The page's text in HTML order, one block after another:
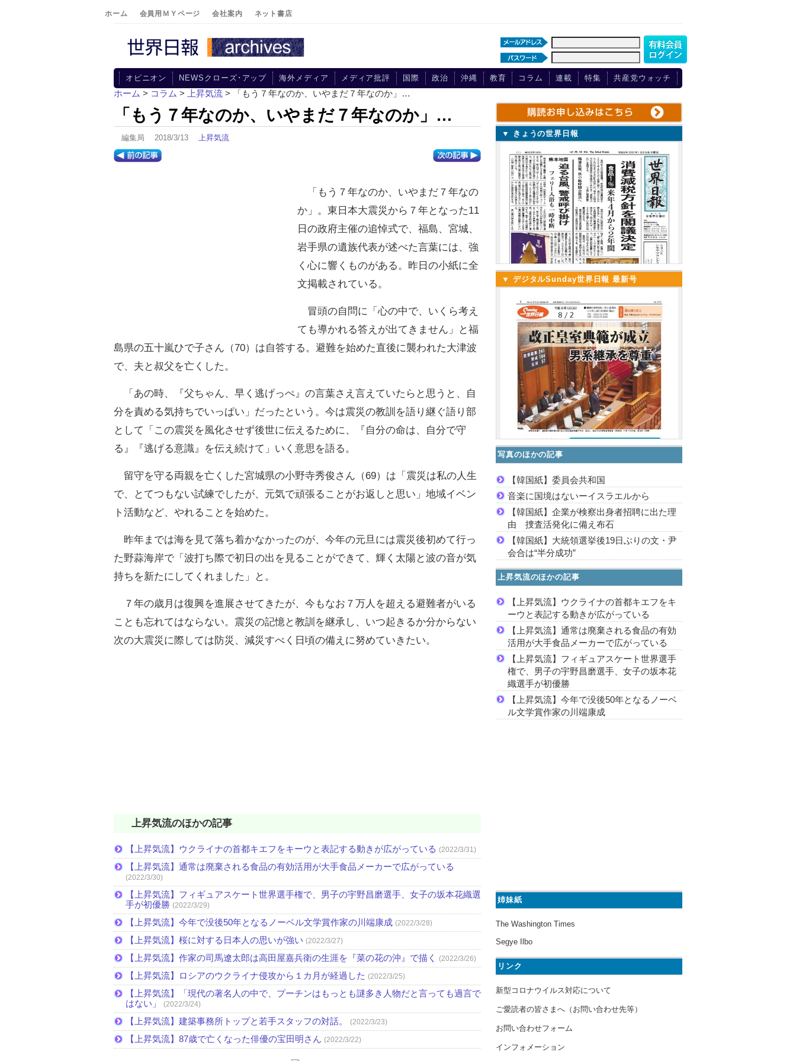
ホーム 会員用ＭＹページ 会社案内 ネット書店
オピニオン NEWSクローズ･アップ 海外メディア メディア批評 国際 政治 沖縄 教育 コラム 連載 特集 共産党ウォッチ
ホーム > コラム > 上昇気流 > 「もう７年なのか、いやまだ７年なのか」…
「もう７年なのか、いやまだ７年なのか」…
編集局 2018/3/13 上昇気流
「もう７年なのか、いやまだ７年なの
か」。東日本大震災から７年となった11
日の政府主催の追悼式で、福島、宮城、
岩手県の遺族代表が述べた言葉には、強
く心に響くものがある。昨日の小紙に全
文掲載されている。
冒頭の自問に「心の中で、いくら考え
ても導かれる答えが出てきません」と福
島県の五十嵐ひで子さん（70）は自答する。避難を始めた直後に襲われた大津波
で、夫と叔父を亡くした。
「あの時、『父ちゃん、早く逃げっぺ』の言葉さえ言えていたらと思うと、自
分を責める気持ちでいっぱい」だったという。今は震災の教訓を語り継ぐ語り部
として「この震災を風化させず後世に伝えるために、『自分の命は、自分で守
る』『逃げる意識』を伝え続けて」いく意思を語る。
留守を守る両親を亡くした宮城県の小野寺秀俊さん（69）は「震災は私の人生
で、とてつもない試練でしたが、元気で頑張ることがお返しと思い」地域イベン
ト活動など、やれることを始めた。
昨年までは海を見て落ち着かなかったのが、今年の元旦には震災後初めて行っ
た野蒜海岸で「波打ち際で初日の出を見ることができて、輝く太陽と波の音が気
持ちを新たにしてくれました」と。
７年の歳月は復興を進展させてきたが、今もなお７万人を超える避難者がいる
ことも忘れてはならない。震災の記憶と教訓を継承し、いつ起きるか分からない
次の大震災に際しては防災、減災すべく日頃の備えに努めていきたい。
上昇気流のほかの記事
【上昇気流】ウクライナの首都キエフをキーウと表記する動きが広がっている (2022/3/31)
【上昇気流】通常は廃棄される食品の有効活用が大手食品メーカーで広がっている
(2022/3/30)
【上昇気流】フィギュアスケート世界選手権で、男子の宇野昌磨選手、女子の坂本花織選
手が初優勝 (2022/3/29)
【上昇気流】今年で没後50年となるノーベル文学賞作家の川端康成 (2022/3/28)
【上昇気流】桜に対する日本人の思いが強い (2022/3/27)
【上昇気流】作家の司馬遼太郎は高田屋嘉兵衛の生涯を『菜の花の沖』で描く (2022/3/26)
【上昇気流】ロシアのウクライナ侵攻から１カ月が経過した (2022/3/25)
【上昇気流】「現代の著名人の中で、プーチンはもっとも謎多き人物だと言っても過言で
はない」
(2022/3/24)
【上昇気流】建築事務所トップと若手スタッフの対話。 (2022/3/23)
【上昇気流】87歳で亡くなった俳優の宝田明さん (2022/3/22)
▼ きょうの世界日報
▼ デジタルSunday世界日報 最新号
写真のほかの記事
【韓国紙】委員会共和国
音楽に国境はないーイスラエルから
【韓国紙】企業が検察出身者招聘に出た理
由 捜査活発化に備え布石
【韓国紙】大統領選挙後19日ぶりの文・尹
会合は“半分成功”
上昇気流のほかの記事
【上昇気流】ウクライナの首都キエフをキ
ーウと表記する動きが広がっている
【上昇気流】通常は廃棄される食品の有効
活用が大手食品メーカーで広がっている
【上昇気流】フィギュアスケート世界選手
権で、男子の宇野昌磨選手、女子の坂本花
織選手が初優勝
【上昇気流】今年で没後50年となるノーベ
ル文学賞作家の川端康成
姉妹紙
The Washington Times
Segye Ilbo
リンク
新型コロナウイルス対応について
ご愛読者の皆さまへ（お問い合わせ先等）
お問い合わせフォーム
インフォメーション